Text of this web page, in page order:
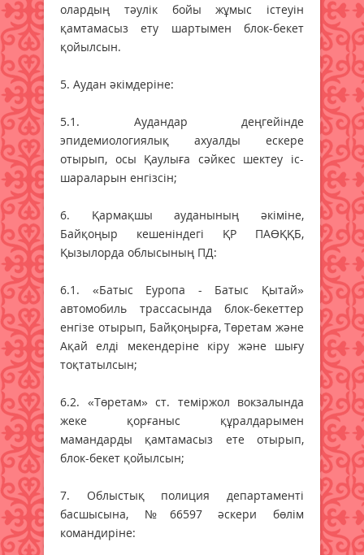
олардың тәулік бойы жұмыс істеуін
қамтамасыз ету шартымен блок-бекет
қойылсын.
5. Аудан әкімдеріне:
5.1. Аудандар деңгейінде
эпидемиологиялық ахуалды ескере
отырып, осы Қаулыға сәйкес шектеу іс-
шараларын енгізсін;
6. Қармақшы ауданының әкіміне,
Байқоңыр кешеніндегі ҚР ПАӨҚҚБ,
Қызылорда облысының ПД:
6.1. «Батыс Еуропа - Батыс Қытай»
автомобиль трассасында блок-бекеттер
енгізе отырып, Байқоңырға, Төретам және
Ақай елді мекендеріне кіру және шығу
тоқтатылсын;
6.2. «Төретам» ст. теміржол вокзалында
жеке қорғаныс құралдарымен
мамандарды қамтамасыз ете отырып,
блок-бекет қойылсын;
7. Облыстық полиция департаменті
басшысына, №66597 әскери бөлім
командиріне: